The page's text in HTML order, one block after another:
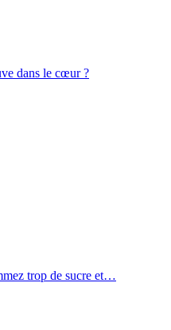
dans le cœur ?
trop de sucre et…